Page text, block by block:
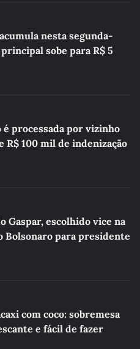
nesta segunda-
sobe para R$ 5
é processada por vizinho
R$ 100 mil de indenização
Gaspar, escolhido vice na
Bolsonaro para presidente
com coco: sobremesa
e fácil de fazer